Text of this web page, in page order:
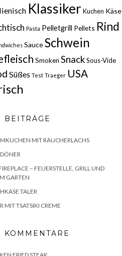
Klassiker Kuchen Käse
Pasta Pelletgrill Pellets Rind
SauceSchwein
Smoken SnackSous-Vide
Süßes Test Traeger USA
BEITRÄGE
MIT RÄUCHERLACHS
– FEUERSTELLE, GRILL UND
GARTEN
TALER
MIT TSATSIKI CREME
KOMMENTARE